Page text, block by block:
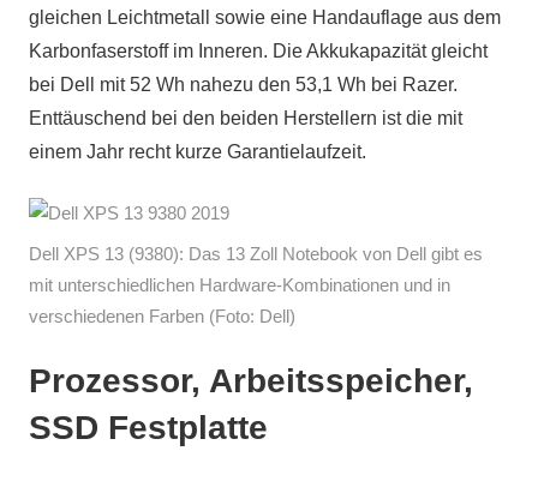
gleichen Leichtmetall sowie eine Handauflage aus dem
Karbonfaserstoff im Inneren. Die Akkukapazität gleicht
bei Dell mit 52 Wh nahezu den 53,1 Wh bei Razer.
Enttäuschend bei den beiden Herstellern ist die mit
einem Jahr recht kurze Garantielaufzeit.
Dell XPS 13 (9380): Das 13 Zoll Notebook von Dell gibt es
mit unterschiedlichen Hardware-Kombinationen und in
verschiedenen Farben (Foto: Dell)
Prozessor, Arbeitsspeicher,
SSD Festplatte